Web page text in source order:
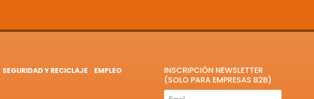
SEGURIDAD Y RECICLAJE
EMPLEO
INSCRIPCIÓN NEWSLETTER
(SOLO PARA EMPRESAS B2B)